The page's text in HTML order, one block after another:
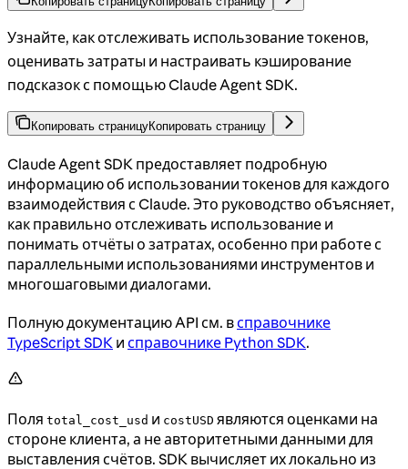
Узнайте, как отслеживать использование токенов,
оценивать затраты и настраивать кэширование
подсказок с помощью Claude Agent SDK.
Копировать страницуКопировать страницу
Claude Agent SDK предоставляет подробную
информацию об использовании токенов для каждого
взаимодействия с Claude. Это руководство объясняет,
как правильно отслеживать использование и
понимать отчёты о затратах, особенно при работе с
параллельными использованиями инструментов и
многошаговыми диалогами.
Полную документацию API см. всправочнике
TypeScript SDK и справочнике Python SDK.
Поля total_cost_usd и costUSD являются оценками на
стороне клиента, а не авторитетными данными для
выставления счётов. SDK вычисляет их локально из